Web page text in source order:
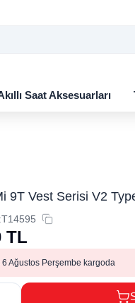
Saat Aksesuarları
9T Vest Serisi V2
T14595
TL
Ağustos Perşembe kargoda